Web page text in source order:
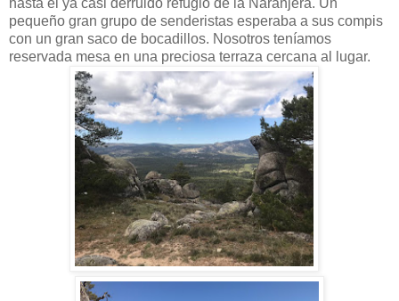
pequeño gran grupo de senderistas esperaba a sus compis
con un gran saco de bocadillos. Nosotros teníamos
reservada mesa en una preciosa terraza cercana al lugar.